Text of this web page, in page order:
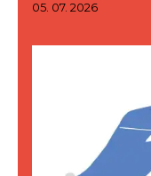
05. 07. 2026